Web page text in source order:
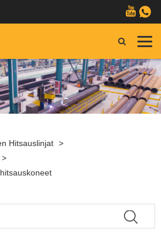
Hitsauslinjat >
>